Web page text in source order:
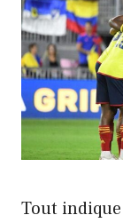
Tout